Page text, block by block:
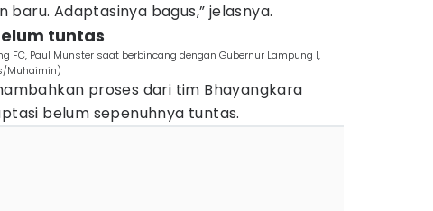
Adaptasinya bagus,” jelasnya.
tuntas
FC, Paul Munster saat berbincang dengan Gubernur Lampung l,
Muhaimin)
proses dari tim Bhayangkara
belum sepenuhnya tuntas.